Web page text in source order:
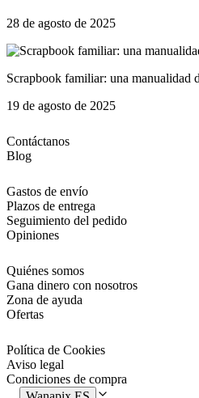
28 de agosto de 2025
Scrapbook familiar: una manualidad
19 de agosto de 2025
Contáctanos
Blog
Gastos de envío
Plazos de entrega
Seguimiento del pedido
Opiniones
Quiénes somos
Gana dinero con nosotros
Zona de ayuda
Ofertas
Política de Cookies
Aviso legal
Condiciones de compra